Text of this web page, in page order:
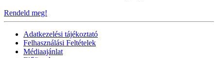
Rendeld meg!
Adatkezelési tájékoztató
Felhasználási Feltételek
Médiaajánlat